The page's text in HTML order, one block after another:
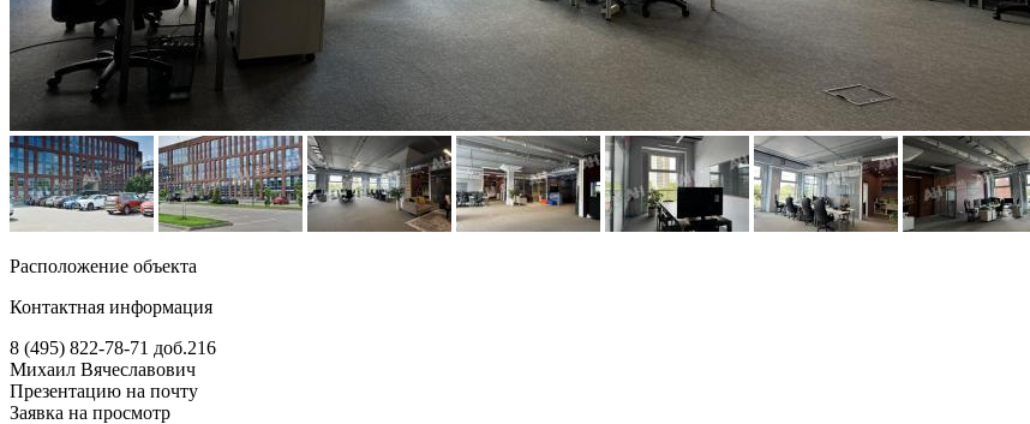
Расположение объекта
Контактная информация
8 (495) 822-78-71 доб.216
Михаил Вячеславович
Презентацию на почту
Заявка на просмотр